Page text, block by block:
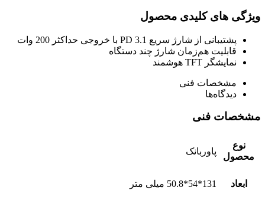
ویژگی های کلیدی محصول
پشتیبانی از شارژ سریع PD 3.1 با خروجی حداکثر 200 وات
قابلیت هم‌زمان شارژ چند دستگاه
نمایشگر TFT هوشمند
مشخصات فنی
دیدگاه‌ها
مشخصات فنی
نوع
محصول
پاوربانک
ابعاد 131*54*50.8 میلی متر